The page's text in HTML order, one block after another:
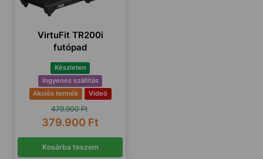
VirtuFit TR200i
futópad
Készleten
Ingyenes szállítás
Akciós termék
Videó
479.900Ft
379.900 Ft
Kosárba teszem